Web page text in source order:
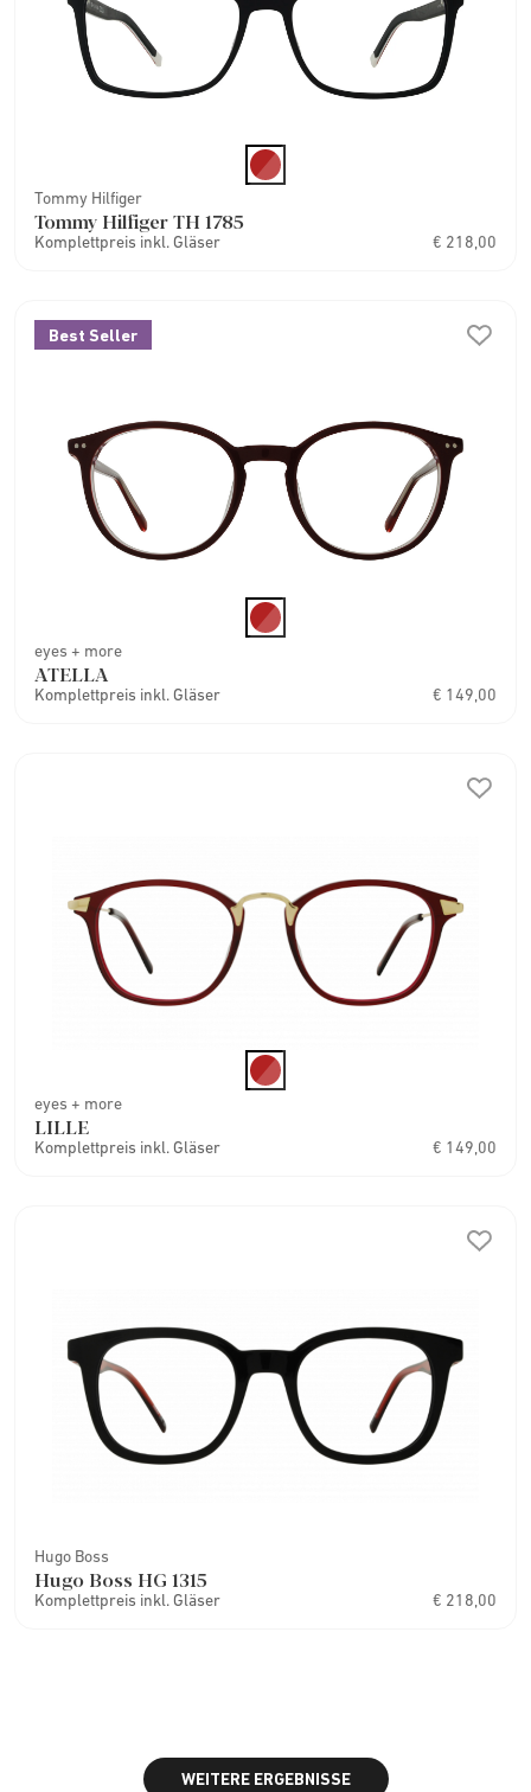
Tommy Hilfiger
Tommy Hilfiger TH 1785
Komplettpreis inkl. Gläser € 218,00
Best Seller
eyes + more
ATELLA
Komplettpreis inkl. Gläser € 149,00
eyes + more
LILLE
Komplettpreis inkl. Gläser € 149,00
Hugo Boss
Hugo Boss HG 1315
Komplettpreis inkl. Gläser € 218,00
WEITERE ERGEBNISSE